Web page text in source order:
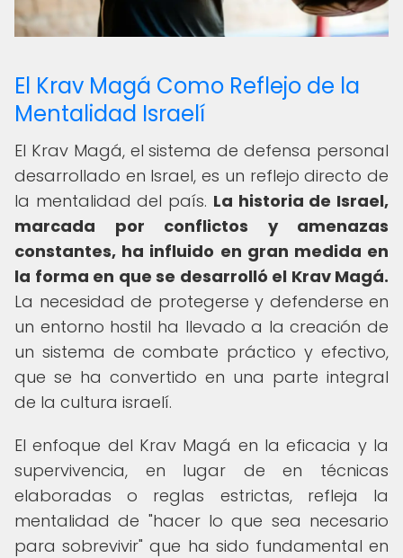
El Krav Magá Como Reflejo de la
Mentalidad Israelí
El Krav Magá, el sistema de defensa personal
desarrollado en Israel, es un reflejo directo de
la mentalidad del país. La historia de Israel,
marcada por conflictos y amenazas
constantes, ha influido en gran medida en
la forma en que se desarrolló el Krav Magá.
La necesidad de protegerse y defenderse en
un entorno hostil ha llevado a la creación de
un sistema de combate práctico y efectivo,
que se ha convertido en una parte integral
de la cultura israelí.
El enfoque del Krav Magá en la eficacia y la
supervivencia, en lugar de en técnicas
elaboradas o reglas estrictas, refleja la
mentalidad de "hacer lo que sea necesario
para sobrevivir" que ha sido fundamental en